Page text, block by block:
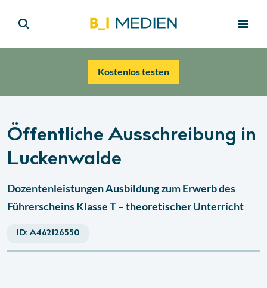
Kostenlos testen
Öffentliche Ausschreibung in
Luckenwalde
Dozentenleistungen Ausbildung zum Erwerb des
Führerscheins Klasse T – theoretischer Unterricht
ID:A462126550